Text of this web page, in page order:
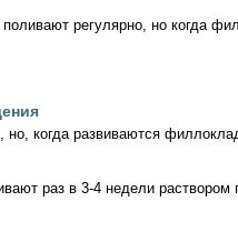
регулярно, но когда
когда развиваются
раз в 3-4 недели